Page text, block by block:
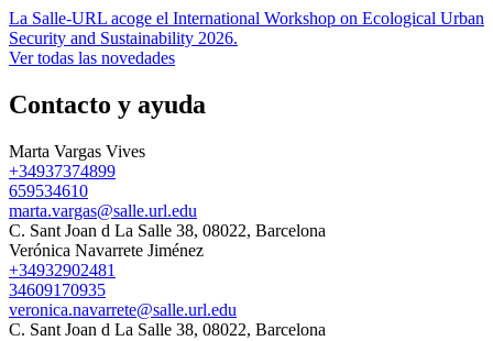
La Salle-URL acoge el International Workshop on Ecological Urban
Security and Sustainability 2026.
Ver todas las novedades
Contacto y ayuda
Marta Vargas Vives
+34937374899
659534610
marta.vargas@salle.url.edu
C. Sant Joan d La Salle 38, 08022, Barcelona
Verónica Navarrete Jiménez
+34932902481
34609170935
veronica.navarrete@salle.url.edu
C. Sant Joan d La Salle 38, 08022, Barcelona